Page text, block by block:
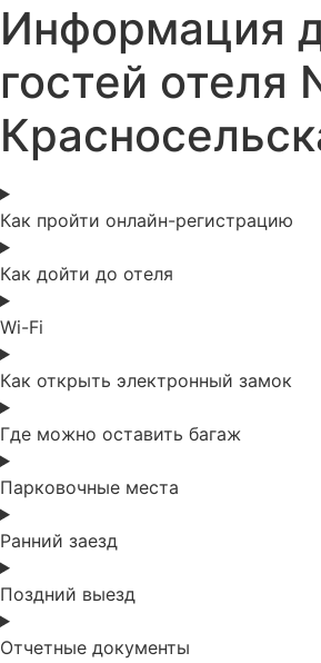
Информация
гостей отеля
Как пройти онлайн-регистрацию
Как дойти до отеля
Wi-Fi
Как открыть электронный замок
Где можно оставить багаж
Парковочные места
Ранний заезд
Поздний выезд
Отчетные документы